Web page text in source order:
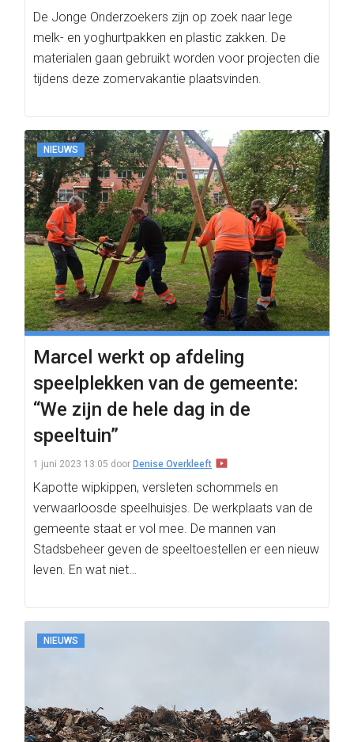
De Jonge Onderzoekers zijn op zoek naar lege
melk- en yoghurtpakken en plastic zakken. De
materialen gaan gebruikt worden voor projecten die
tijdens deze zomervakantie plaatsvinden.
NIEUWS
Marcel werkt op afdeling
speelplekken van de gemeente:
“We zijn de hele dag in de
speeltuin”
1 juni 2023 13:05 door Denise Overkleeft
Kapotte wipkippen, versleten schommels en
verwaarloosde speelhuisjes. De werkplaats van de
gemeente staat er vol mee. De mannen van
Stadsbeheer geven de speeltoestellen er een nieuw
leven. En wat niet…
NIEUWS